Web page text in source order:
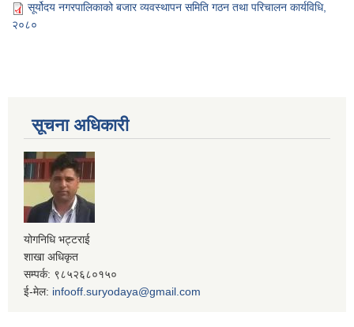
सूर्योदय नगरपालिकाको बजार व्यवस्थापन समिति गठन तथा परिचालन कार्यविधि,
२०८०
सूचना अधिकारी
योगनिधि भट्टराई
शाखा अधिकृत
सम्पर्क: ९८५२६८०१५०
ई-मेल: infooff.suryodaya@gmail.com